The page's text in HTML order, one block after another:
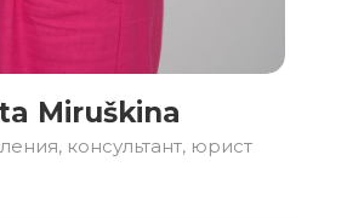
Miruškina
консультант, юрист